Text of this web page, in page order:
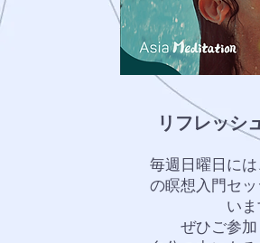
リフレッシ
毎週日曜日に
の瞑想入門セ
いま
ぜひご参加